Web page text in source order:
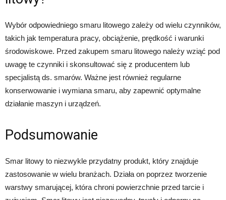
Wybór odpowiedniego smaru litowego zależy od wielu czynników,
takich jak temperatura pracy, obciążenie, prędkość i warunki
środowiskowe. Przed zakupem smaru litowego należy wziąć pod
uwagę te czynniki i skonsultować się z producentem lub
specjalistą ds. smarów. Ważne jest również regularne
konserwowanie i wymiana smaru, aby zapewnić optymalne
działanie maszyn i urządzeń.
Podsumowanie
Smar litowy to niezwykle przydatny produkt, który znajduje
zastosowanie w wielu branżach. Działa on poprzez tworzenie
warstwy smarującej, która chroni powierzchnie przed tarcie i